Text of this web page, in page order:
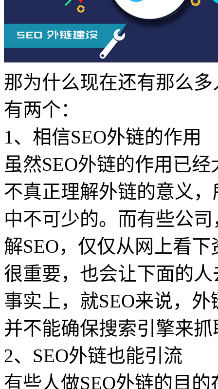
那为什么现在还有那么
有两个：
1、相信SEO外链的作用
虽然SEO外链的作用已
不真正理解外链的意义
中不可少的。而有些公
解SEO，仅仅从网上看
很重要，也会让下面的
事实上，就SEO来说，
并不能确保搜索引擎来抓
2、SEO外链也能引流
有些人做SEO外链的目